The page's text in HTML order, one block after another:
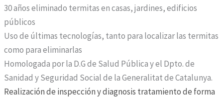
30 años eliminado termitas en casas, jardines, edificios
públicos
Uso de últimas tecnologías, tanto para localizar las termitas
como para eliminarlas
Homologada por la D.G de Salud Pública y el Dpto. de
Sanidad y Seguridad Social de la Generalitat de Catalunya.
Realización de inspección y diagnosis tratamiento de forma